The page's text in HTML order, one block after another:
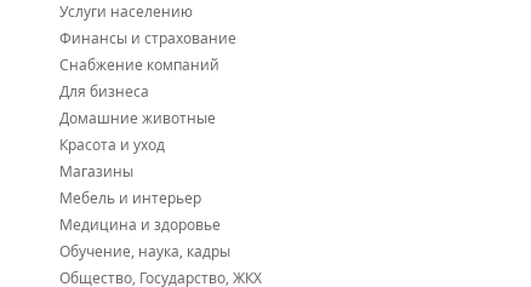
Услуги населению
Финансы и страхование
Снабжение компаний
Для бизнеса
Домашние животные
Красота и уход
Магазины
Мебель и интерьер
Медицина и здоровье
Обучение, наука, кадры
Общество, Государство, ЖКХ